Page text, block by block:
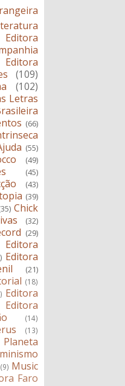
Editora
Editora
(109)
(102)
Letras
(66)
(55)
(49)
(45)
(43)
(39)
Chick
(32)
(29)
Editora
Editora
(21)
(18)
Editora
Editora
(14)
(13)
(9) Music
Faro